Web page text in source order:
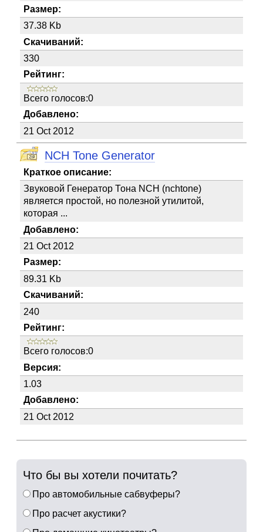
Размер:
37.38 Kb
Скачиваний:
330
Рейтинг:
Всего голосов:0
Добавлено:
21 Oct 2012
NCH Tone Generator
Краткое описание:
Звуковой Генератор Тона NCH (nchtone)
является простой, но полезной утилитой,
которая ...
Добавлено:
21 Oct 2012
Размер:
89.31 Kb
Скачиваний:
240
Рейтинг:
Всего голосов:0
Версия:
1.03
Добавлено:
21 Oct 2012
Что бы вы хотели почитать?
Про автомобильные сабвуферы?
Про расчет акустики?